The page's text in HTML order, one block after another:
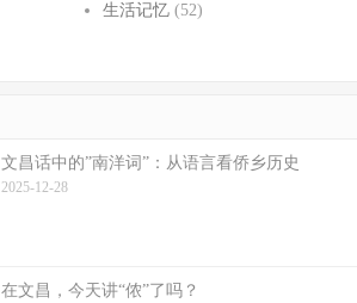
生活记忆(52)
文昌话中的”南洋词”：从语言看侨乡历史
2025-12-28
在文昌，今天讲“侬”了吗？